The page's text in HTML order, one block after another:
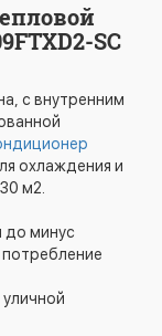
SC
с внутренним
охлаждения и
м2.
до минус